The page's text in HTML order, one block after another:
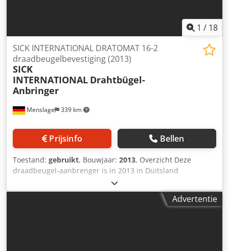
1 / 18
Menslage 339 km
SICK INTERNATIONAL DRATOMAT 16-2
draadbeugelbevestiging (2013)
SICK
INTERNATIONAL Drahtbügel-
Anbringer
Prijsinfo Bellen
Toestand: gebruikt, Bouwjaar: 2013, Overzicht Deze
draadbeugel-aanbrenger is in 2013 in Duitsland
geproduceerd door SICK INTERNATIONAL. De machine is
per direct te koop omdat de productie in de fabriek in 2022
is stopgezet. Er worden bedieningsplatformen Advertentie